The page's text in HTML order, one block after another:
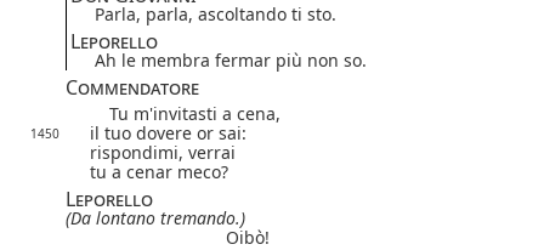
Parla, parla, ascoltando ti sto.
Leporello
Ah le membra fermar più non so.
Commendatore
Tu m'invitasti a cena,
1450
il tuo dovere or sai:
rispondimi, verrai
tu a cenar meco?
Leporello
(Da lontano tremando.)
Oibò!